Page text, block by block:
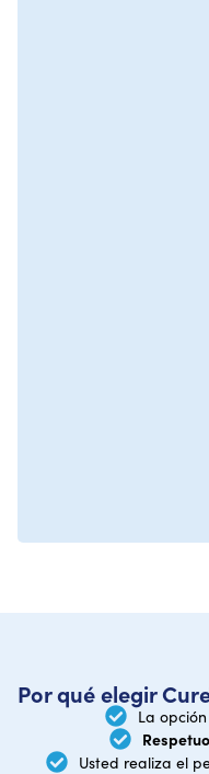
Por qué elegir
La opción
Usted realiza el